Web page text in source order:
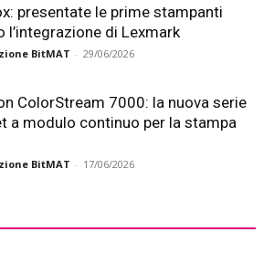
presentate le prime stampanti
l’integrazione di Lexmark
BitMAT - 29/06/2026
ColorStream 7000: la nuova serie
a modulo continuo per la stampa
BitMAT - 17/06/2026